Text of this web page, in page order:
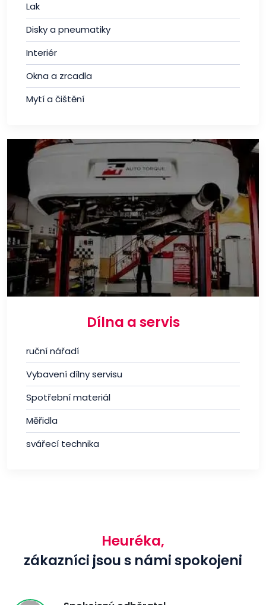
Lak
Disky a pneumatiky
Interiér
Okna a zrcadla
Mytí a čištění
Dílna a servis
ruční nářadí
Vybavení dílny servisu
Spotřební materiál
Měřidla
svářecí technika
Heuréka,
zákazníci jsou s námi spokojeni